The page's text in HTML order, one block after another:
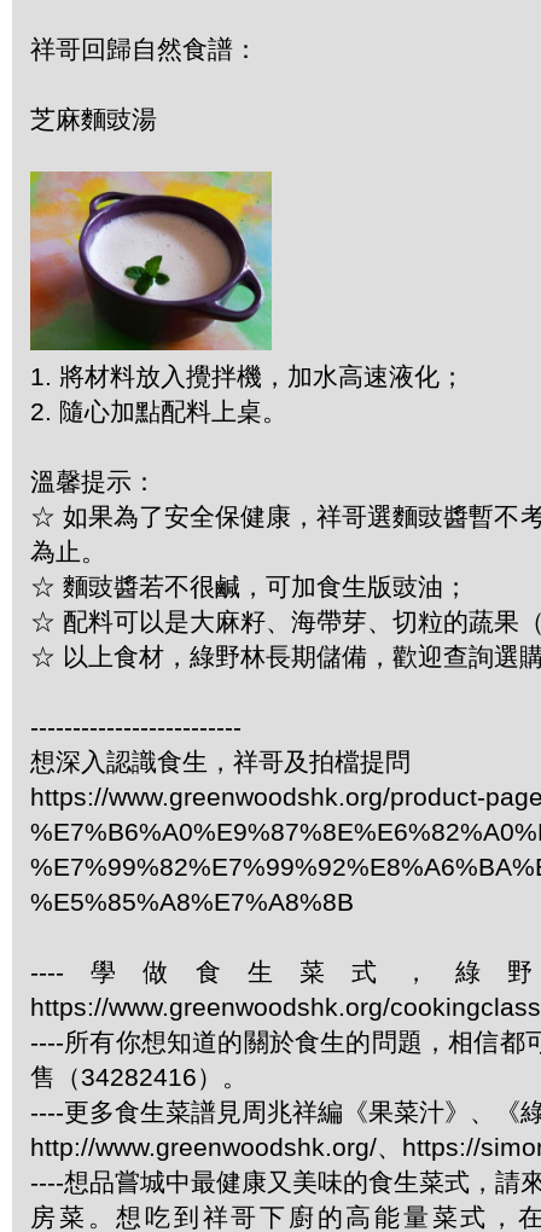
祥哥回歸自然食譜：
芝麻麵豉湯
1. 將材料放入攪拌機，加水高速液化；
2. 隨心加點配料上桌。
溫馨提示：
☆ 如果為了安全保健康，祥哥選麵豉醬暫不
為止。
☆ 麵豉醬若不很鹹，可加食生版豉油；
☆ 配料可以是大麻籽、海帶芽、切粒的蔬果
☆ 以上食材，綠野林長期儲備，歡迎查詢選
-------------------------
想深入認識食生，祥哥及拍檔提問
https://www.greenwoodshk.org/product-
%E5%85%A8%E7%A8%8B
----學做食生菜式，綠
https://www.greenwoodshk.org/
----所有你想知道的關於食生的問題，相信
售（34282416）。
----更多食生菜譜見周兆祥編《果菜汁》、《
http://www.greenwoodshk.org/、https://
----想品嘗城中最健康又美味的食生菜式，請
房菜。想吃到祥哥下廚的高能量菜式，